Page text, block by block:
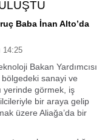
Baba İnan Alto’da
14:25
Bakan Yardımcısı
sanayi ve
yerinde görmek, iş
bir araya gelip
üzere Aliağa’da bir